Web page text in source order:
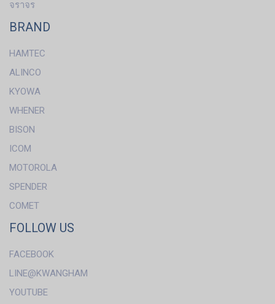
จราจร
BRAND
HAMTEC
ALINCO
KYOWA
WHENER
BISON
ICOM
MOTOROLA
SPENDER
COMET
FOLLOW US
FACEBOOK
LINE@KWANGHAM
YOUTUBE